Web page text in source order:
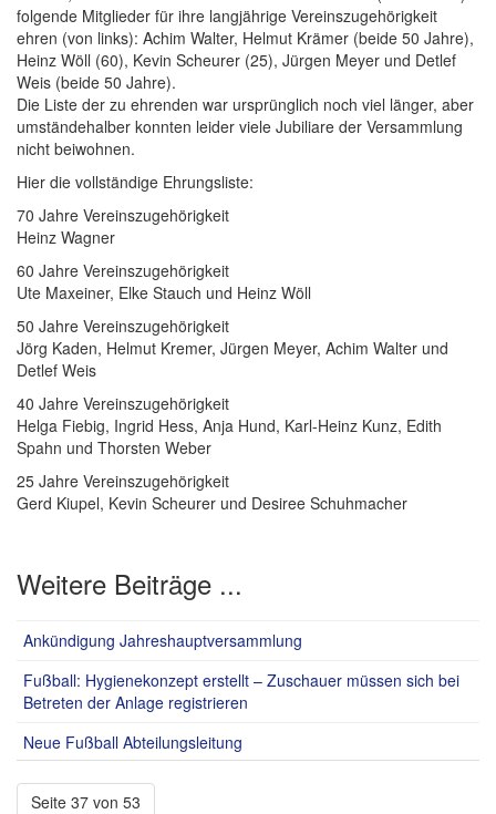
folgende Mitglieder für ihre langjährige Vereinszugehörigkeit
ehren (von links): Achim Walter, Helmut Krämer (beide 50 Jahre),
Heinz Wöll (60), Kevin Scheurer (25), Jürgen Meyer und Detlef
Weis (beide 50 Jahre).
Die Liste der zu ehrenden war ursprünglich noch viel länger, aber
umständehalber konnten leider viele Jubiliare der Versammlung
nicht beiwohnen.
Hier die vollständige Ehrungsliste:
70 Jahre Vereinszugehörigkeit
Heinz Wagner
60 Jahre Vereinszugehörigkeit
Ute Maxeiner, Elke Stauch und Heinz Wöll
50 Jahre Vereinszugehörigkeit
Jörg Kaden, Helmut Kremer, Jürgen Meyer, Achim Walter und
Detlef Weis
40 Jahre Vereinszugehörigkeit
Helga Fiebig, Ingrid Hess, Anja Hund, Karl-Heinz Kunz, Edith
Spahn und Thorsten Weber
25 Jahre Vereinszugehörigkeit
Gerd Kiupel, Kevin Scheurer und Desiree Schuhmacher
Weitere Beiträge ...
Ankündigung Jahreshauptversammlung
Fußball: Hygienekonzept erstellt – Zuschauer müssen sich bei
Betreten der Anlage registrieren
Neue Fußball Abteilungsleitung
Seite 37 von 53